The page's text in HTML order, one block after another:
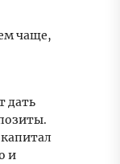
чаще,
дать
и